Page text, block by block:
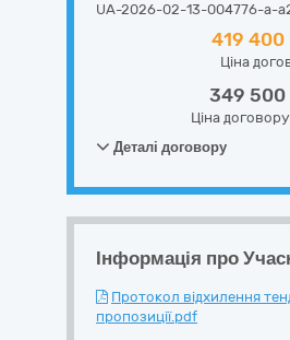
UA-2026-02-13-004776-a-
419 400
Ціна
349 500
Ціна
Деталі договору
Інформація про
Протокол відхилення
пропозиції.pdf